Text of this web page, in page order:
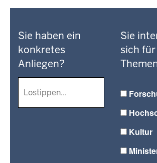
Sie haben ein
konkretes
Anliegen?
Sie
sich
Kultur